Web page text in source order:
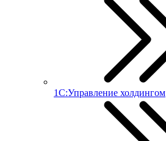
1С:Управление холдингом